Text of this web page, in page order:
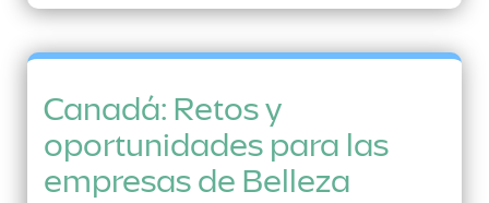
Canadá: Retos y
oportunidades para las
empresas de Belleza